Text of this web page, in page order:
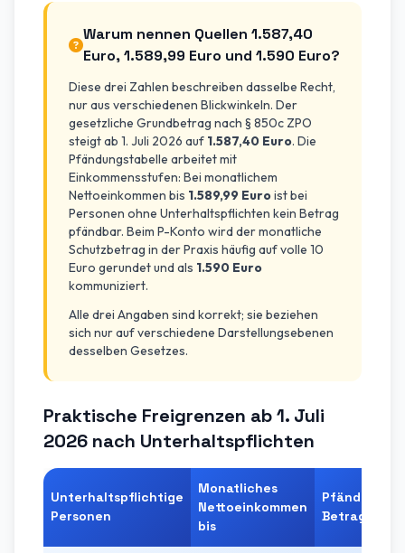
Warum nennen Quellen 1.587,40
Euro, 1.589,99 Euro und 1.590 Euro?
Diese drei Zahlen beschreiben dasselbe Recht,
nur aus verschiedenen Blickwinkeln. Der
gesetzliche Grundbetrag nach § 850c ZPO
steigt ab 1. Juli 2026 auf 1.587,40 Euro. Die
Pfändungstabelle arbeitet mit
Einkommensstufen: Bei monatlichem
Nettoeinkommen bis 1.589,99 Euroist bei
Personen ohne Unterhaltspflichten kein Betrag
pfändbar. Beim P-Konto wird der monatliche
Schutzbetrag in der Praxis häufig auf volle 10
Euro gerundet und als 1.590 Euro
kommuniziert.
Alle drei Angaben sind korrekt; sie beziehen
sich nur auf verschiedene Darstellungsebenen
desselben Gesetzes.
Praktische Freigrenzen ab 1. Juli
2026 nach Unterhaltspflichten
Unterhaltspflichtige
Personen
Monatliches
Nettoeinkommen
bis
Pfändbarer
Betrag